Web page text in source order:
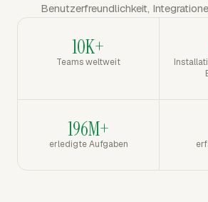
Benutzerfreundlichkeit,
10K+
Teams weltweit
196M+
erledigte Aufgaben